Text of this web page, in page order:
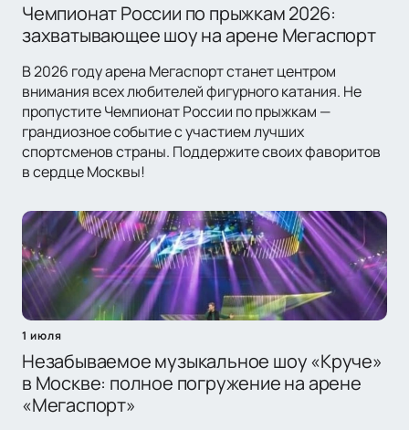
Чемпионат России по прыжкам 2026:
захватывающее шоу на арене Мегаспорт
В 2026 году арена Мегаспорт станет центром
внимания всех любителей фигурного катания. Не
пропустите Чемпионат России по прыжкам —
грандиозное событие с участием лучших
спортсменов страны. Поддержите своих фаворитов
в сердце Москвы!
1 июля
Незабываемое музыкальное шоу «Круче»
в Москве: полное погружение на арене
«Мегаспорт»